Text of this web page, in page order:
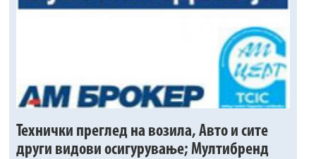
Технички преглед на возила, Авто и сите
други видови осигурување; Мултибренд